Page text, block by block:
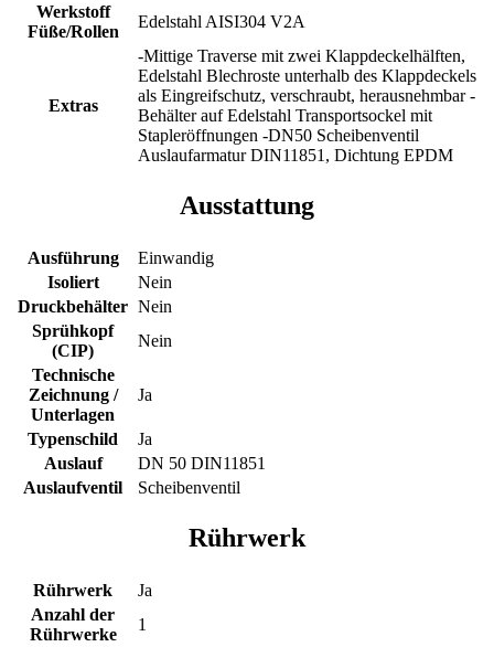
Werkstoff
Füße/Rollen
Edelstahl AISI304 V2A
Extras
-Mittige Traverse mit zwei Klappdeckelhälften,
Edelstahl Blechroste unterhalb des Klappdeckels
als Eingreifschutz, verschraubt, herausnehmbar -
Behälter auf Edelstahl Transportsockel mit
Stapleröffnungen -DN50 Scheibenventil
Auslaufarmatur DIN11851, Dichtung EPDM
Ausstattung
Ausführung
Einwandig
Isoliert
Nein
Druckbehälter Nein
Sprühkopf
(CIP)
Nein
Technische
Zeichnung /
Unterlagen
Ja
Typenschild
Ja
Auslauf
DN 50 DIN11851
Auslaufventil
Scheibenventil
Rührwerk
Rührwerk
Ja
Anzahl der
Rührwerke
1